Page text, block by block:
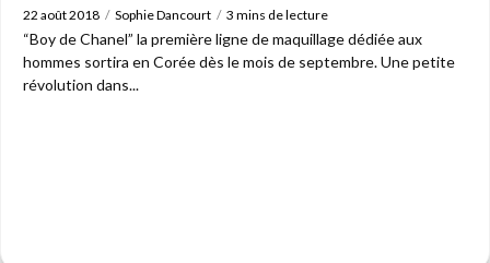
22 août 2018 Sophie Dancourt 3 mins de lecture
“Boy de Chanel” la première ligne de maquillage dédiée aux
hommes sortira en Corée dès le mois de septembre. Une petite
révolution dans...